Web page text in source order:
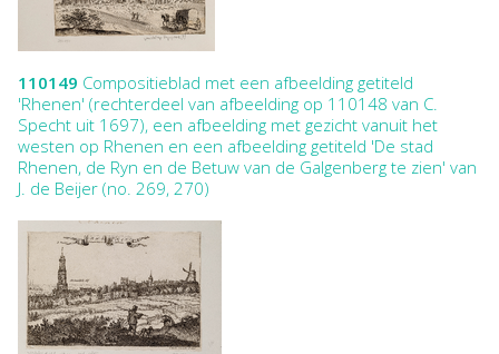
110149 Compositieblad met een afbeelding getiteld
'Rhenen' (rechterdeel van afbeelding op 110148 van C.
Specht uit 1697), een afbeelding met gezicht vanuit het
westen op Rhenen en een afbeelding getiteld 'De stad
Rhenen, de Ryn en de Betuw van de Galgenberg te zien' van
J. de Beijer (no. 269, 270)